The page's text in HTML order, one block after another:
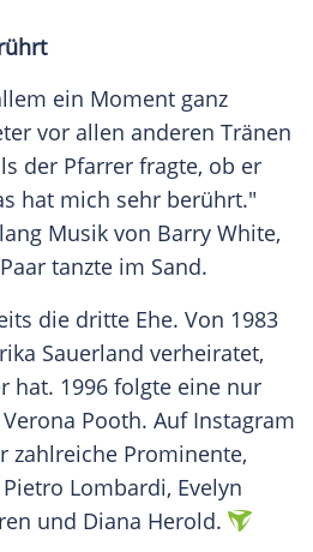
ein Moment ganz
vor allen anderen Tränen
der Pfarrer fragte, ob er
hat mich sehr berührt."
Musik von Barry White,
tanzte im Sand.
die dritte Ehe. Von 1983
Sauerland verheiratet,
hat. 1996 folgte eine nur
Pooth. Auf Instagram
zahlreiche Prominente,
Lombardi, Evelyn
und Diana Herold.